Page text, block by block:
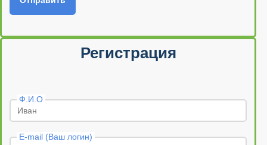
Регистрация
Ф.И.О
E-mail (Ваш логин)